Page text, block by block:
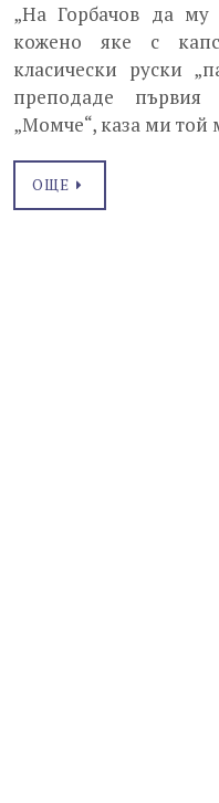
„На Горбачов да
кожено яке с
класически руски
преподаде
„Момче“, каза ми той
ОЩЕ